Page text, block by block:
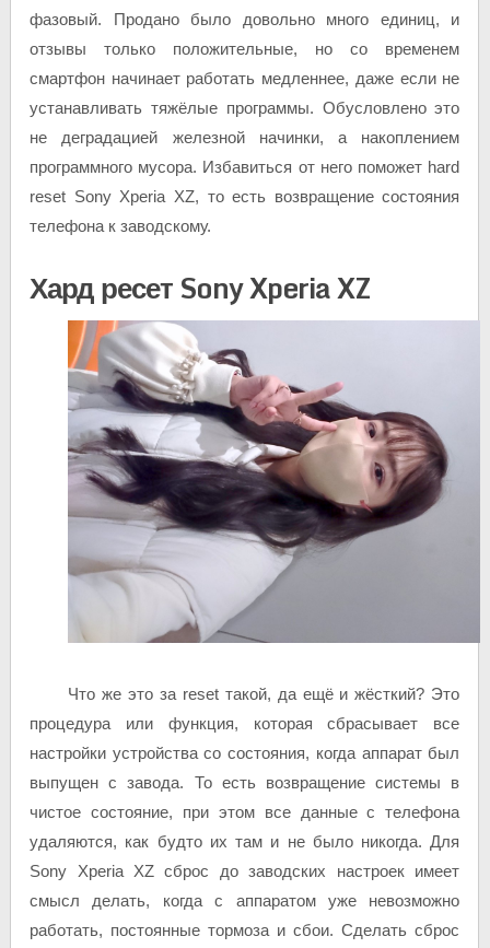
фазовый. Продано было довольно много единиц, и
отзывы только положительные, но со временем
смартфон начинает работать медленнее, даже если не
устанавливать тяжёлые программы. Обусловлено это
не деградацией железной начинки, а накоплением
программного мусора. Избавиться от него поможет hard
reset Sony Xperia XZ, то есть возвращение состояния
телефона к заводскому.
Хард ресет Sony Xperia XZ
Что же это за reset такой, да ещё и жёсткий? Это
процедура или функция, которая сбрасывает все
настройки устройства со состояния, когда аппарат был
выпущен с завода. То есть возвращение системы в
чистое состояние, при этом все данные с телефона
удаляются, как будто их там и не было никогда. Для
Sony Xperia XZ сброс до заводских настроек имеет
смысл делать, когда с аппаратом уже невозможно
работать, постоянные тормоза и сбои. Сделать сброс